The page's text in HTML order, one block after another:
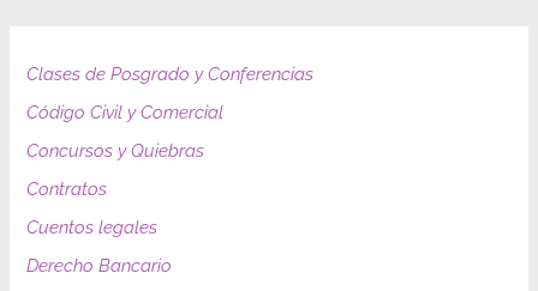
Clases de Posgrado y Conferencias
Código Civil y Comercial
Concursos y Quiebras
Contratos
Cuentos legales
Derecho Bancario